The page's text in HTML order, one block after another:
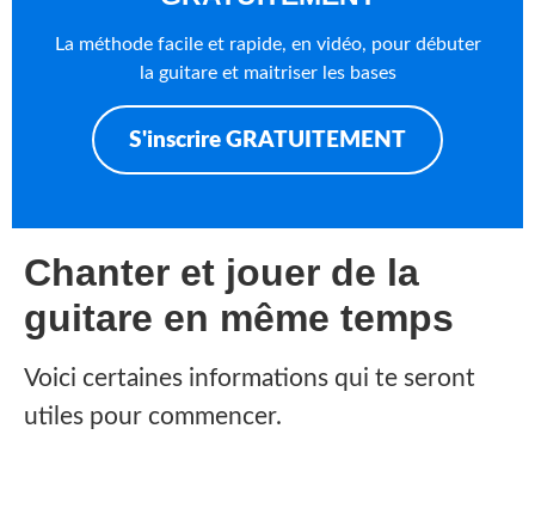
La méthode facile et rapide, en vidéo, pour débuter
la guitare et maitriser les bases
S'inscrire GRATUITEMENT
Chanter et jouer de la
guitare en même temps
Voici certaines informations qui te seront
utiles pour commencer.